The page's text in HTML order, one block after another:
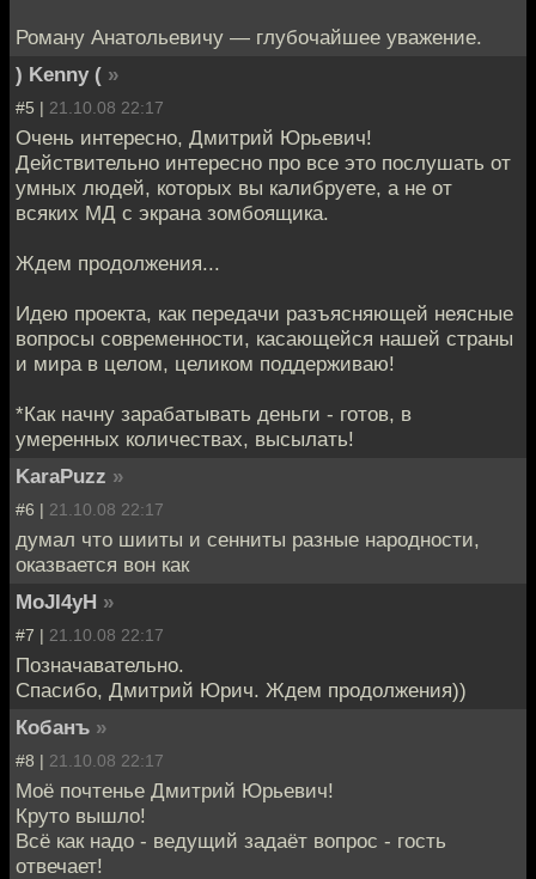
Роману Анатольевичу — глубочайшее уважение.
) Kenny ( »
#5 | 21.10.08 22:17
Очень интересно, Дмитрий Юрьевич!
Действительно интересно про все это послушать от
умных людей, которых вы калибруете, а не от
всяких МД с экрана зомбоящика.
Ждем продолжения...
Идею проекта, как передачи разъясняющей неясные
вопросы современности, касающейся нашей страны
и мира в целом, целиком поддерживаю!
*Как начну зарабатывать деньги - готов, в
умеренных количествах, высылать!
KaraPuzz »
#6 | 21.10.08 22:17
думал что шииты и сенниты разные народности,
оказвается вон как
MoJI4yH »
#7 | 21.10.08 22:17
Позначавательно.
Спасибо, Дмитрий Юрич. Ждем продолжения))
Кобанъ »
#8 | 21.10.08 22:17
Моё почтенье Дмитрий Юрьевич!
Круто вышло!
Всё как надо - ведущий задаёт вопрос - гость
отвечает!